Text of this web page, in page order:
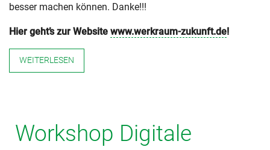
besser machen können. Danke!!!
Hier geht’s zur Website www.werkraum-zukunft.de!
WEITERLESEN
Workshop Digitale